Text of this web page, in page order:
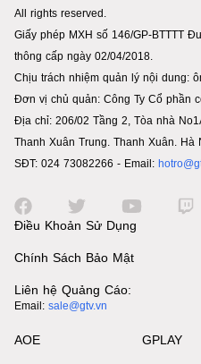
All rights reserved.
Giấy phép MXH số 146/GP-BTTTT
thông cấp ngày 02/04/2018.
Chịu trách nhiệm quản lý nội dung:
Đơn vị chủ quản: Công Ty Cổ phần
Địa chỉ: 206/02 Tầng 2, Tòa nhà
Thanh Xuân Trung. Thanh Xuân. Hà
SĐT: 024 73082266 - Email:
Điều Khoản Sử Dụng
Chính Sách Bảo Mật
Liên hệ Quảng Cáo:
Email: sale@gtv.vn
AOE GPLAY